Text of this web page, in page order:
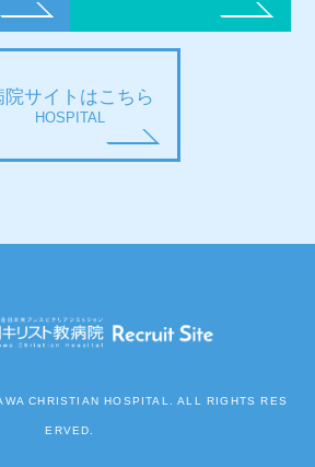
院サイトはこちら
HOSPITAL
CHRISTIAN HOSPITAL. ALL RIGHTS RES
ERVED.